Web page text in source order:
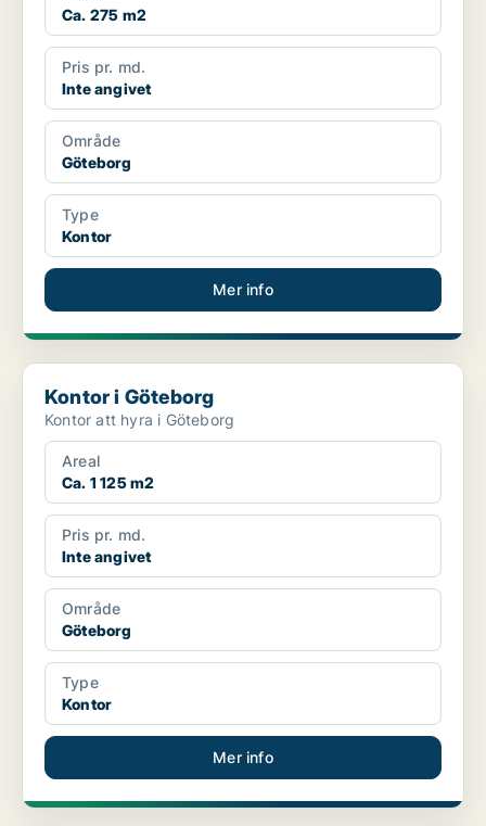
Ca. 275 m2
Pris pr. md.
Inte angivet
Område
Göteborg
Type
Kontor
Mer info
Kontor i Göteborg
Kontor i Göteborg
Kontor att hyra i Göteborg
Areal
Ca. 1 125 m2
Pris pr. md.
Inte angivet
Område
Göteborg
Type
Kontor
Mer info